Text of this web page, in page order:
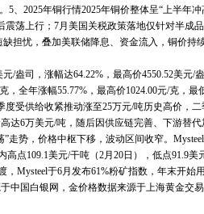
5、2025年铜行情2025年铜价整体呈“上半年
荡上行；7月美国关税政策落地仅针对半成
担忧，叠加美联储降息、资金流入，铜价持
司，涨幅达64.22%，最高价4550.52美元/
全年涨幅55.77%，最高价1024.00元/克，最
受供给收紧推动涨至25万元/吨历史高价，
达6万美元/吨，随后因供应链完善、下游替
势，价格中枢下移，波动区间收窄。
高点109.1美元/干吨（2月20日），低点91.9
，Mysteel于6月发布61%粉矿指数，年末开
中国白银网，金价格数据来源于上海黄金交